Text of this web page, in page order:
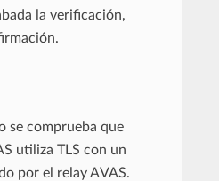
la verificación,
se comprueba que
utiliza TLS con un
por el relay AVAS.